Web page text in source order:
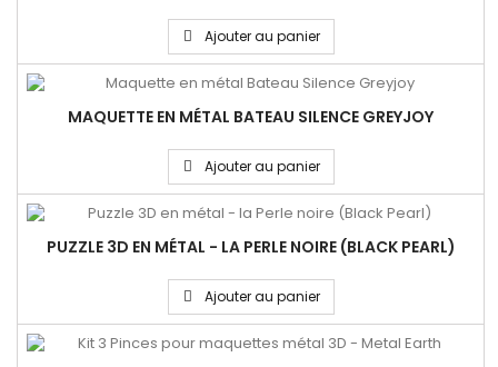
Ajouter au panier
MAQUETTE EN MÉTAL BATEAU SILENCE GREYJOY
Ajouter au panier
PUZZLE 3D EN MÉTAL - LA PERLE NOIRE (BLACK PEARL)
Ajouter au panier